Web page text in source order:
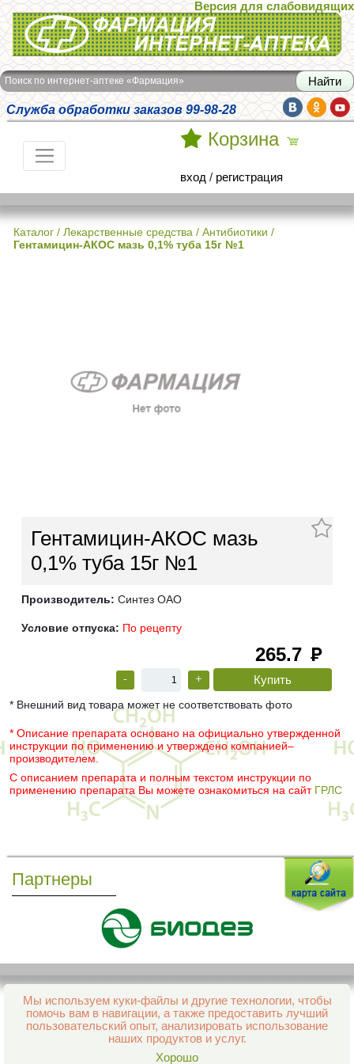
Интернет-аптека Фармация
Версия для слабовидящих
Поиск по интернет-аптеке «Фармация»
Служба обработки заказов 99-98-28
Корзина
вход / регистрация
Каталог / Лекарственные средства / Антибиотики /
Гентамицин-АКОС мазь 0,1% туба 15г №1
Гентамицин-АКОС мазь
0,1% туба 15г №1
Производитель: Синтез ОАО
Условие отпуска: По рецепту
265.7 руб
- +
* Внешний вид товара может не соответствовать фото
* Описание препарата основано на официально утвержденной
инструкции по применению и утверждено компанией–
производителем.
С описанием препарата и полным текстом инструкции по
применению препарата Вы можете ознакомиться на сайт ГРЛС
Партнеры
Мы используем куки-файлы и другие технологии, чтобы
помочь вам в навигации, а также предоставить лучший
пользовательский опыт, анализировать использование
наших продуктов и услуг.
Хорошо
Все права защищены и охраняются законом
© 2013–2026 Интернет-аптека Фармация
support@aptekapenza.ru
Телефон: Служба обработки заказов 99-98-28